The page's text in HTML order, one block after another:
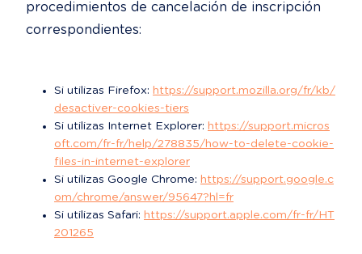
procedimientos de cancelación de inscripción
correspondientes:
Si utilizas Firefox: https://support.mozilla.org/fr/kb/
desactiver-cookies-tiers
Si utilizas Internet Explorer: https://support.micros
oft.com/fr-fr/help/278835/how-to-delete-cookie-
files-in-internet-explorer
Si utilizas Google Chrome: https://support.google.c
om/chrome/answer/95647?hl=fr
Si utilizas Safari: https://support.apple.com/fr-fr/HT
201265